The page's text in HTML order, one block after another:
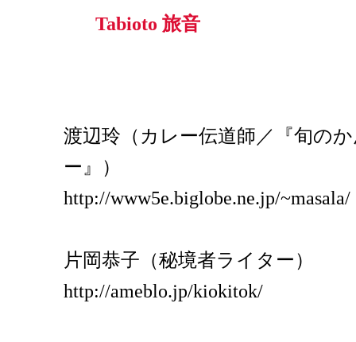
Tabioto 旅音
渡辺玲（カレー伝道師／『旬の
ー』）
http://www5e.biglobe.ne.jp/~masala/
片岡恭子（秘境者ライター）
http://ameblo.jp/kiokitok/